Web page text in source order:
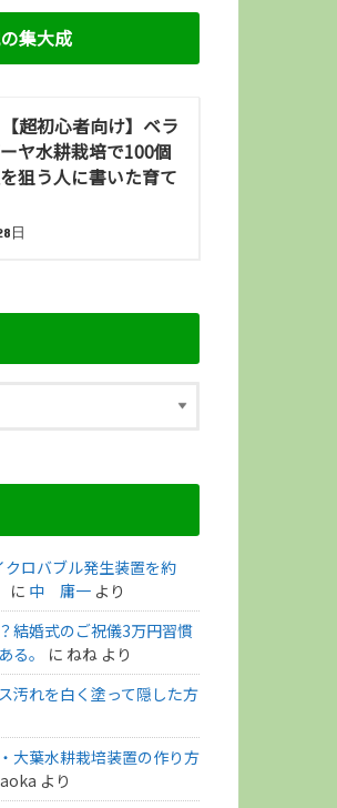
集大成
【超初心者向け】ベラ
ヤ水耕栽培で100個
狙う人に書いた育て
日
クロバブル発生装置を約
に 中 庸一 より
結婚式のご祝儀3万円習慣
る。
に ねね より
汚れを白く塗って隠した方
大葉水耕栽培装置の作り方
より